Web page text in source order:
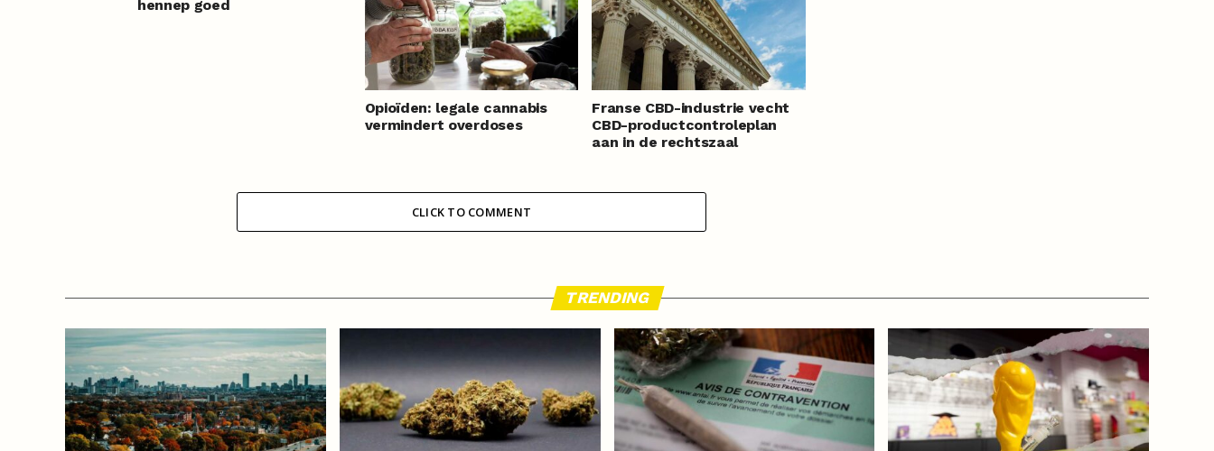
hennep goed
Opioïden: legale cannabis
vermindert overdoses
Franse CBD-industrie vecht
CBD-productcontroleplan
aan in de rechtszaal
CLICK TO COMMENT
TRENDING